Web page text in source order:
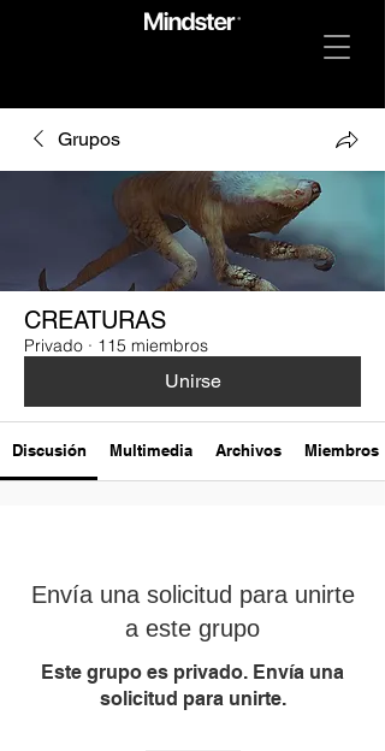
Grupos
CREATURAS
Privado · 115 miembros
Unirse
Discusión Multimedia Archivos Miembros
Envía una solicitud para unirte
a este grupo
Este grupo es privado. Envía una
solicitud para unirte.